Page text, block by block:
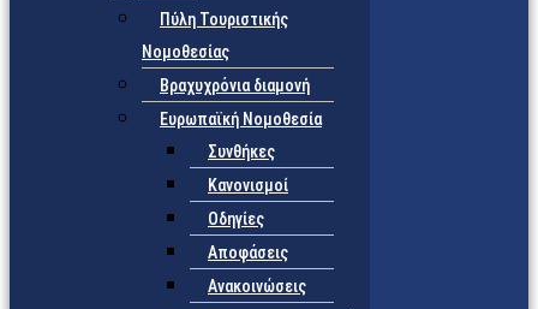
Πύλη Τουριστικής
Νομοθεσίας
Βραχυχρόνια διαμονή
Ευρωπαϊκή Νομοθεσία
Συνθήκες
Κανονισμοί
Οδηγίες
Αποφάσεις
Ανακοινώσεις